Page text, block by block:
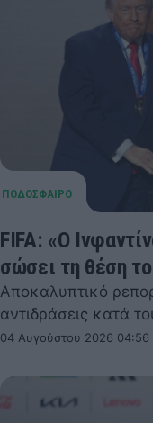
FIFA: «Ο
σώσει τη θέση
Αποκαλυπτικό
αντιδράσεις κατά
04 Αυγούστου 2026 04:56